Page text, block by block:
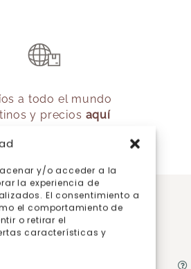
y/o acceder a la
la experiencia de
El consentimiento a
el comportamiento de
o retirar el
características y
a todo el mundo
y precios aquí